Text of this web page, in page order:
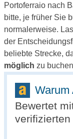
Portoferraio nach
bitte, je früher Sie
normalerweise.
der
beliebte Strecke,
möglich zu
Bewertet
verifizierten